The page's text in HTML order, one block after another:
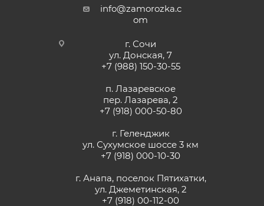
info@zamorozka.c
om
г. Сочи
ул. Донская, 7
+7 (988) 150-30-55
п. Лазаревское
пер. Лазарева, 2
+7 (918) 000-50-80
г. Геленджик
ул. Сухумское шоссе 3 км
+7 (918) 000-10-30
г. Анапа, поселок Пятихатки,
ул. Джеметинская, 2
+7 (918) 00-112-00